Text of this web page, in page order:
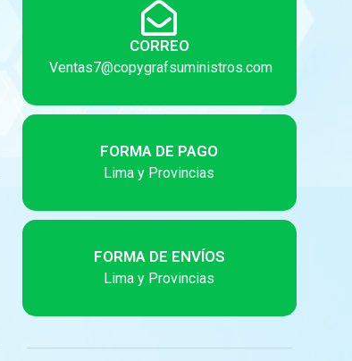
CORREO
Ventas7@copygrafsuministros.com
FORMA DE PAGO
Lima y Provincias
FORMA DE ENVÍOS
Lima y Provincias